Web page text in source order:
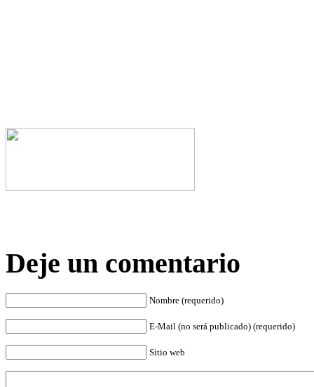
Deje un comentario
Nombre (requerido)
E-Mail (no será publicado) (requerido)
Sitio web